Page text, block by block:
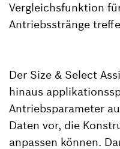
Vergleichsfunktion
Antriebsstränge
Der Size & Select
hinaus
Antriebsparameter
Daten vor, die
anpassen können.